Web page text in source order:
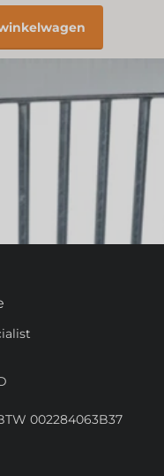
PLUS
verzonden
002284063B37